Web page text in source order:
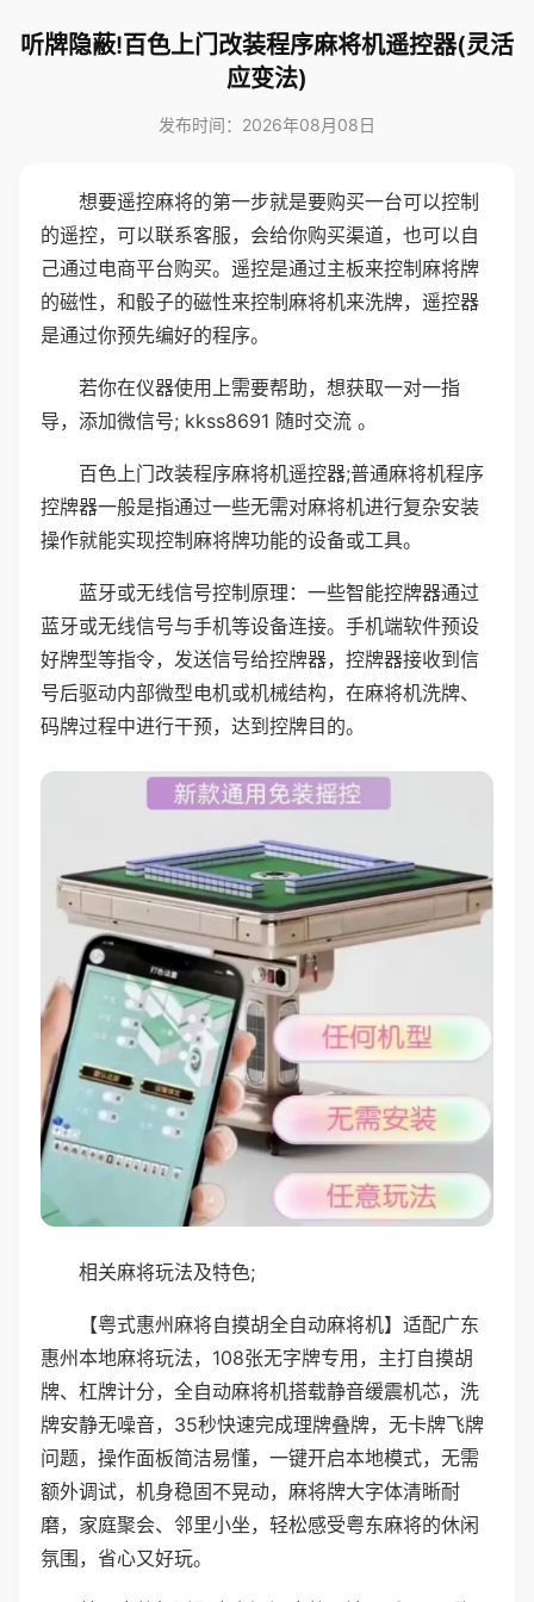
听牌隐蔽!百色上门改装程序麻将机遥控器(灵活
应变法)
发布时间：2026年08月08日
想要遥控麻将的第一步就是要购买一台可以控制
的遥控，可以联系客服，会给你购买渠道，也可以自
己通过电商平台购买。遥控是通过主板来控制麻将牌
的磁性，和骰子的磁性来控制麻将机来洗牌，遥控器
是通过你预先编好的程序。
若你在仪器使用上需要帮助，想获取一对一指
导，添加微信号; kkss8691 随时交流 。
百色上门改装程序麻将机遥控器;普通麻将机程序
控牌器一般是指通过一些无需对麻将机进行复杂安装
操作就能实现控制麻将牌功能的设备或工具。
蓝牙或无线信号控制原理：一些智能控牌器通过
蓝牙或无线信号与手机等设备连接。手机端软件预设
好牌型等指令，发送信号给控牌器，控牌器接收到信
号后驱动内部微型电机或机械结构，在麻将机洗牌、
码牌过程中进行干预，达到控牌目的。
相关麻将玩法及特色;
【粤式惠州麻将自摸胡全自动麻将机】适配广东
惠州本地麻将玩法，108张无字牌专用，主打自摸胡
牌、杠牌计分，全自动麻将机搭载静音缓震机芯，洗
牌安静无噪音，35秒快速完成理牌叠牌，无卡牌飞牌
问题，操作面板简洁易懂，一键开启本地模式，无需
额外调试，机身稳固不晃动，麻将牌大字体清晰耐
磨，家庭聚会、邻里小坐，轻松感受粤东麻将的休闲
氛围，省心又好玩。